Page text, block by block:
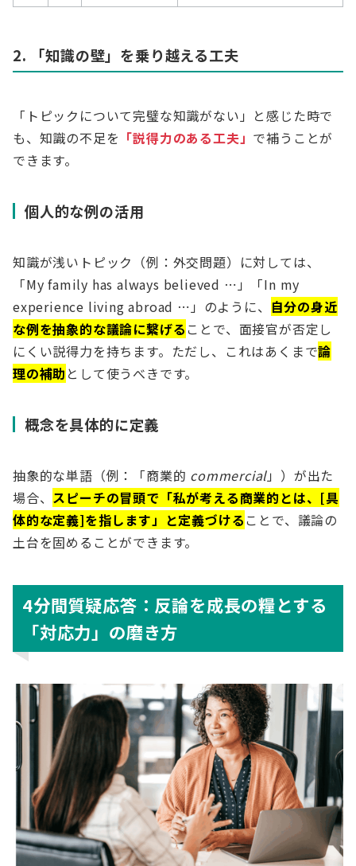
2. 「知識の壁」を乗り越える工夫
「トピックについて完璧な知識がない」と感じた時で
も、知識の不足を 「説得力のある工夫」 で補うことが
できます。
個人的な例の活用
知識が浅いトピック（例：外交問題）に対しては、
「My family has always believed ⋯」「In my
experience living abroad ⋯」のように、 自分の身近
な例を抽象的な議論に繋げる ことで、面接官が否定し
にくい説得力を持ちます。ただし、これはあくまで論
理の補助 として使うべきです。
概念を具体的に定義
抽象的な単語（例：「商業的 commercial」）が出た
場合、 スピーチの冒頭で「私が考える商業的とは、[具
体的な定義]を指します」と定義づける ことで、議論の
土台を固めることができます。
4分間質疑応答：反論を成長の糧とする
「対応力」の磨き方